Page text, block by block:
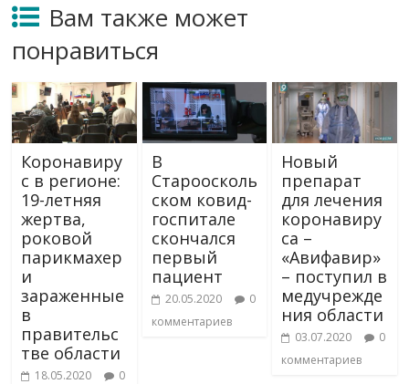
Вам также может
понравиться
Коронавиру
с в регионе:
19-летняя
жертва,
роковой
парикмахер
и
зараженные
в
правительс
тве области
18.05.2020
0
В
Староосколь
ском ковид-
госпитале
скончался
первый
пациент
20.05.2020
0
комментариев
Новый
препарат
для лечения
коронавиру
са –
«Авифавир»
– поступил в
медучрежде
ния области
03.07.2020
0
комментариев